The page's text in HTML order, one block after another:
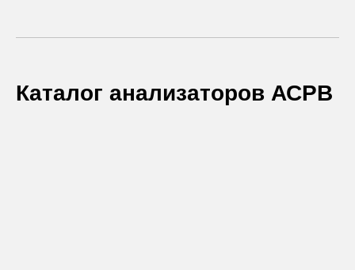
Каталог анализаторов АСРВ